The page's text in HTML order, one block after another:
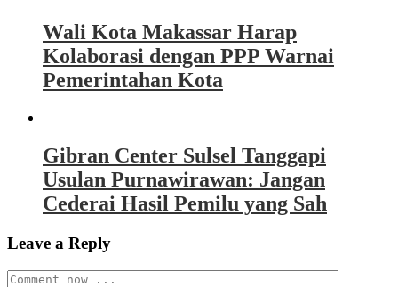
Wali Kota Makassar Harap
Kolaborasi dengan PPP Warnai
Pemerintahan Kota
Gibran Center Sulsel Tanggapi
Usulan Purnawirawan: Jangan
Cederai Hasil Pemilu yang Sah
Leave a Reply